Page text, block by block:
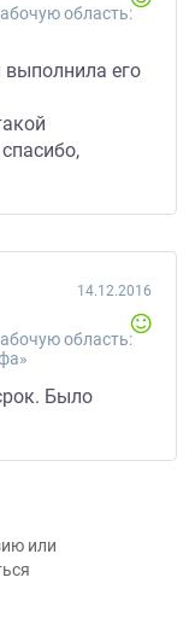
область:
его
область:
14.12.2016
Было
или